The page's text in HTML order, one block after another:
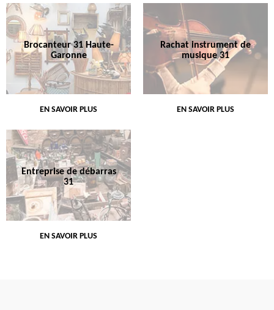
Brocanteur 31 Haute-
Garonne
EN SAVOIR PLUS
Rachat instrument de
musique 31
EN SAVOIR PLUS
Entreprise de débarras
31
EN SAVOIR PLUS